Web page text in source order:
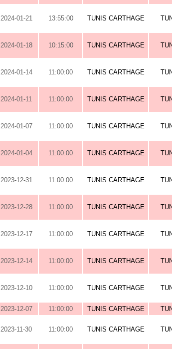
2024-01-21 13:55:00 TUNIS CARTHAGE
2024-01-18 10:15:00 TUNIS CARTHAGE
2024-01-14 11:00:00 TUNIS CARTHAGE
2024-01-11 11:00:00 TUNIS CARTHAGE
2024-01-07 11:00:00 TUNIS CARTHAGE
2024-01-04 11:00:00 TUNIS CARTHAGE
2023-12-31 11:00:00 TUNIS CARTHAGE
2023-12-28 11:00:00 TUNIS CARTHAGE
2023-12-17 11:00:00 TUNIS CARTHAGE
2023-12-14 11:00:00 TUNIS CARTHAGE
2023-12-10 11:00:00 TUNIS CARTHAGE
2023-12-07 11:00:00 TUNIS CARTHAGE
2023-11-30 11:00:00 TUNIS CARTHAGE